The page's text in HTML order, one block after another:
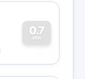
0.7
MW
0